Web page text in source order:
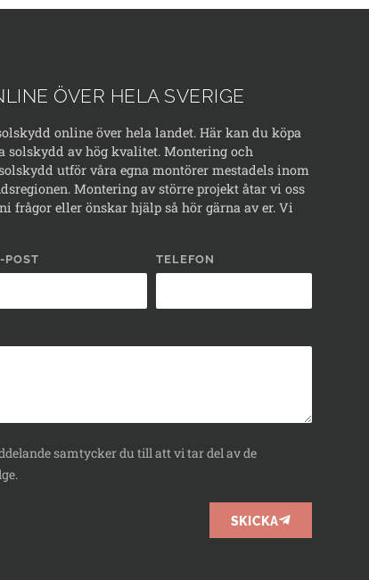
ÖVER HELA SVERIGE
online över hela landet. Här kan du köpa
solskydd av hög kvalitet. Montering och
utför våra egna montörer mestadels inom
Montering av större projekt åtar vi oss
frågor eller önskar hjälp så hör gärna av er. Vi
POST TELEFON
samtycker du till att vi tar del av de
SKICKA